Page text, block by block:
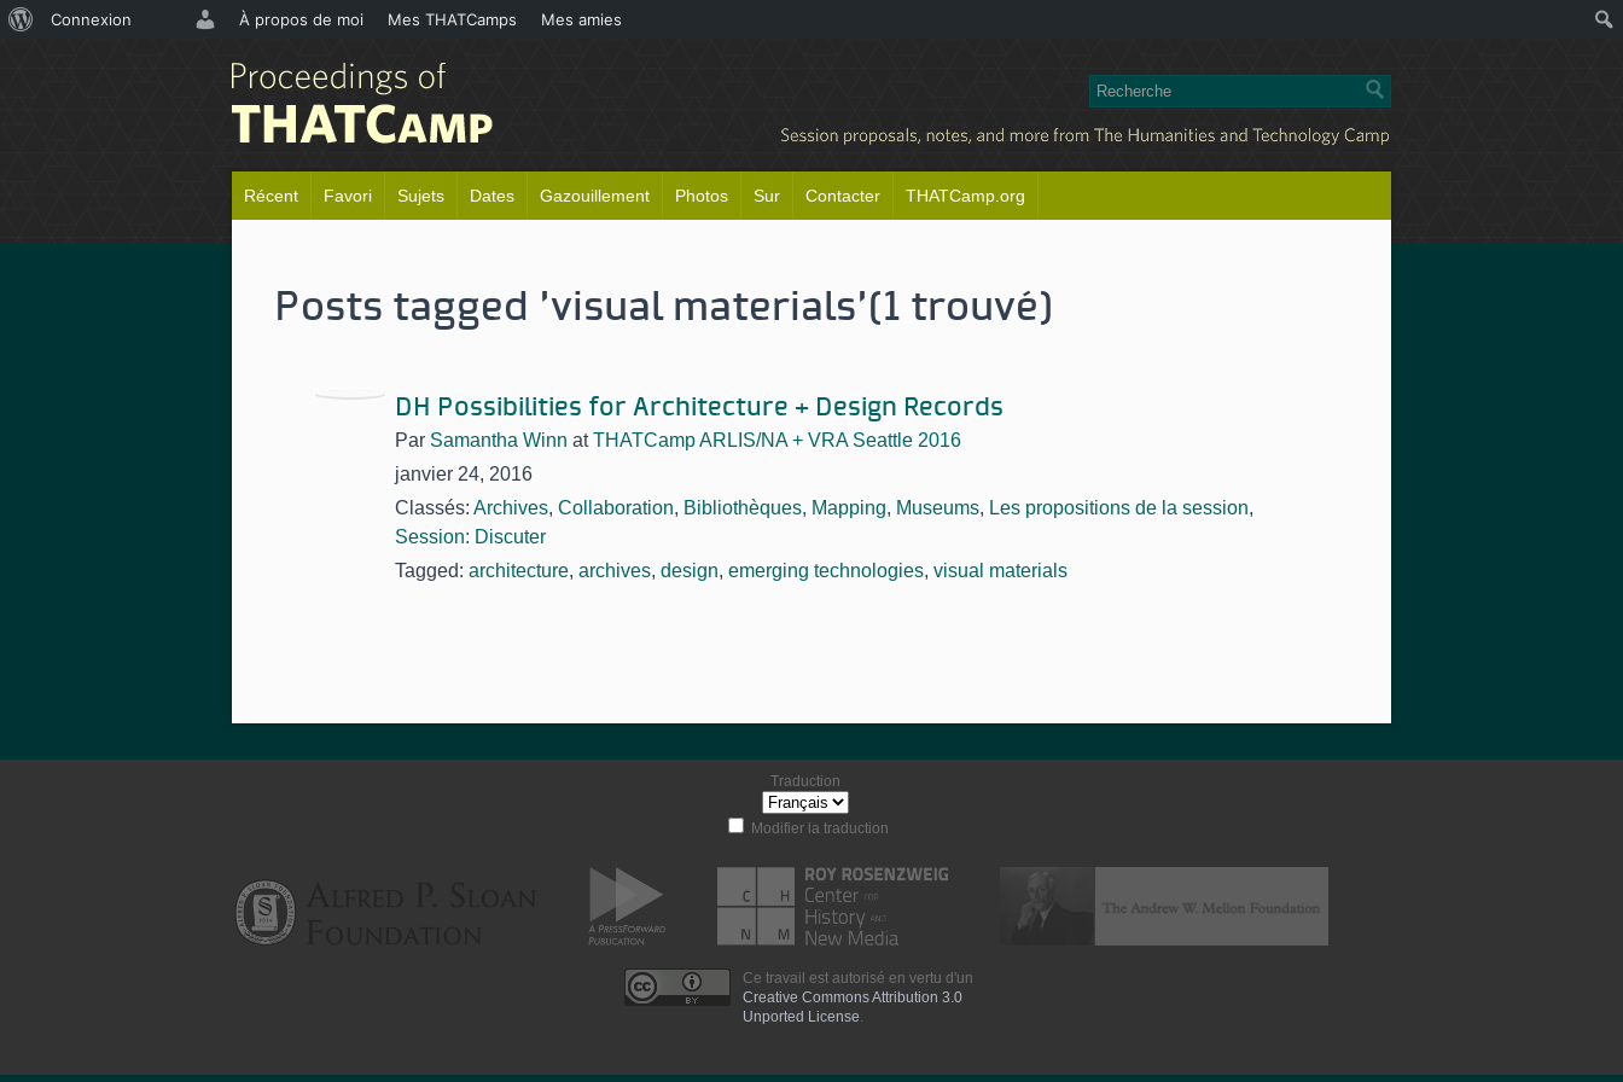
Récent Favori Sujets Dates Gazouillement Photos Sur Contacter THATCamp.org
Posts tagged 'visual materials'(1 trouvé)
DH Possibilities for Architecture + Design Records
Par Samantha Winn atTHATCamp ARLIS/NA + VRA Seattle 2016
janvier 24, 2016
Classés: Archives, Collaboration, Bibliothèques, Mapping, Museums, Les propositions de la session,
Session: Discuter
Tagged: architecture, archives, design, emerging technologies, visual materials
Traduction
Modifier la traduction
Ce travail est autorisé en vertu d'un
Creative Commons Attribution 3.0
Unported License
Connexion À propos de moi Mes THATCamps Mes amies